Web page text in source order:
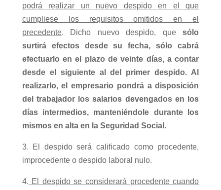
podrá realizar un nuevo despido en el que
cumpliese los requisitos omitidos en el
precedente. Dicho nuevo despido, quesólo
surtirá efectos desde su fecha, sólo cabrá
efectuarlo en el plazo de veinte días, a contar
desde el siguiente al del primer despido. Al
realizarlo, el empresario pondrá a disposición
del trabajador los salarios devengados en los
días intermedios, manteniéndole durante los
mismos en alta en la Seguridad Social.
3. El despido será calificado como procedente,
improcedente o despido laboral nulo.
4. El despido se considerará procedente cuando